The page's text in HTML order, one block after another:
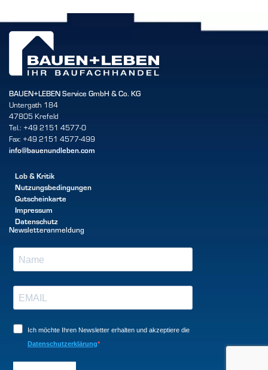
BAUEN+LEBEN Service GmbH & Co. KG
Untergath 184
47805 Krefeld
Tel.: +49 2151 4577-0
Fax: +49 2151 4577-499
info@bauenundleben.com
Lob & Kritik
Nutzungsbedingungen
Gutscheinkarte
Impressum
Datenschutz
Newsletteranmeldung
Ich möchte Ihren Newsletter erhalten und akzeptiere die
Datenschutzerklärung